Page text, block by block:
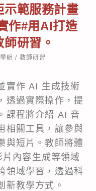
示範服務計畫
作#用AI打造
研習。
組 / 教師研習
實作 AI 生成技術
透過實際操作，提
課程將介紹 AI 音
相關工具，讓參與
與短片。教師將體
內容生成等領域
領域學習，透過科
新教學方式。